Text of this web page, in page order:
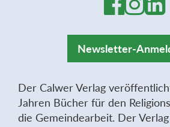
Newsletter-
Der Calwer Verlag
Jahren Bücher für den
die Gemeindearbeit. Der